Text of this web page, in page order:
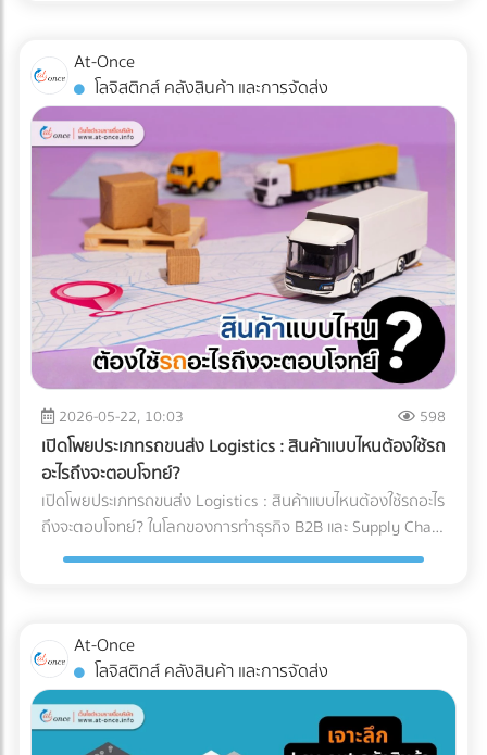
งาน ระบบระบายน้ำใต้ดิน (Subsurface Drainage): วางท่อเจาะรู
ใต้ดินเพื่อลดระดับน้ำใต้ดิน ป้องกันดินอ่อนตัว บ่อพักน้ำและปั๊ม
น้ำ (Retention Ponds & Pump Stations): สร้างบ่อพักน้ำ
ชั่วคราวในจุดที่ต่ำที่สุด และใช้ปั๊มน้ำบาดาลหรือเครื่องสูบน้ำขนาด
ใหญ่ สูบน้ำออกสู่แหล่งน้ำสาธารณะอย่างรวดเร็ว ผลลัพธ์ที่ได้
และคำแนะนำสำหรับ Site Manager จากการวางระบบระบายน้ำ
อย่างรัดกุม โครงการสามารถดำเนินงานต่อได้ 100% ตลอดฤดู
ฝน อายุการใช้งานของเครื่องจักรไม่สั้นลง และไม่มีค่าซ่อมบำรุง
ฉุกเฉิน สรุป 3 ข้อแนะนำก่อนเริ่มงาน: 1. เช็กประวัติน้ำท่วมย้อน
หลัง 2. เตรียมเนินดินหรือพื้นที่สูงสำหรับจอดเครื่องจักรหลังเลิก
งาน 3. จัดทำแผนฉุกเฉินในการอพยพเครื่องจักร กำลังเตรียม
พื้นที่ก่อสร้าง หรือต้องการเช่าเครื่องจักรหนัก หรือวางแผน
จัดการเรื่องน้ำ? ค้นหาและเปรียบเทียบบริการได้ที่ At-Once
แพลตฟอร์มรวมธุรกิจ B2B อันดับหนึ่งของไทย
และเสียต้นทุน ในปี 2026 AI ตรวจสอบคุณภาพ และ Machine
Learning โรงงาน ได้เข้ามาปฏิวัติเครื่องตรวจจับสิ่งแปลกปลอม
ไปสู่ยุคใหม่ที่แม่นยำกว่าเดิมเพื่อแก้ปัญหา False Reject อย่าง
จริงจัง ซึ่งถือเป็นมาตรฐานใหม่ที่โรงงานอาหารในไทยต้องเริ่ม
ปรับตัวตามแนวทางสากลนี้ Machine Learning เปลี่ยนการ
ทำงานของเครื่อง X-ray อย่างไร? เทคโนโลยี X-ray
อุตสาหกรรมอาหาร 2026 ใช้ระบบ AI ในการทำ Anomaly
Detection (การตรวจจับความผิดปกติ) แทนที่จะตั้งค่าความหนา
แน่นแบบตายตัว AI จะเรียนรู้ภาพของอาหารที่สมบูรณ์แบบนับ
หมื่นภาพ เมื่อเจอสิ่งผิดปกติที่ซ่อนอยู่ในพื้นผิวที่ซับซ้อน (เช่น
ซีเรียล หรือถั่วรวม) AI จะประมวลผลและคัดแยกได้อย่างแม่นยำ 3
เทรนด์ความสามารถใหม่ของระบบ QC อาหารอัตโนมัติ 1. การ
ตรวจจับสิ่งแปลกปลอมความหนาแน่นต่ำ: AI ช่วยให้เครื่องสแกน
x-ray ตรวจจับพลาสติกบาง, ยาง, หรือกระดูกอ่อนในเนื้อสัตว์
ซึ่งเป็นสิ่งที่รังสี X-ray แบบเดิมมักจะมองข้าม 2. ตรวจสอบบรรจุ
ภัณฑ์และน้ำหนักในขั้นตอนเดียว: เครื่อง X-ray ยุคใหม่สามารถ
ตรวจสอบรอยซีลรั่ว สินค้าแหว่งหาย และเช็กน้ำหนักรวมไปพร้อม
กับการหาสิ่งแปลกปลอมในเสี้ยววินาที 3. Data Analytics &
Cloud Monitoring: เชื่อมต่อข้อมูลขึ้น Cloud แบบ Real-time
ทำให้ผู้จัดการโรงงานรู้ได้ทันทีว่าของเสียเกิดจากไลน์ผลิตไหน
รูปธรรม และผ่านมาตรฐานระดับโลกอย่าง HACCP, GMP หรือ
BRC ได้ง่ายขึ้น ต้องการอัปเกรดเทคโนโลยีตรวจสอบคุณภาพใน
โรงงานอาหาร? ค้นหาตัวแทนจำหน่ายเครื่องจักร และผู้ให้บริการ
ระบบ Inspection Systems ระดับอุตสาหกรรม ที่ At-Once
At-Once
โลจิสติกส์ คลังสินค้า และการจัดส่ง
2026-05-22, 10:03 598
เปิดโพยประเภทรถขนส่ง Logistics : สินค้าแบบไหนต้องใช้รถ
อะไรถึงจะตอบโจทย์?
เปิดโพยประเภทรถขนส่ง Logistics : สินค้าแบบไหนต้องใช้รถอะไร
ถึงจะตอบโจทย์? ในโลกของการทำธุรกิจ B2B และ Supply Chain
การขนส่งสินค้าไม่ใช่แค่การนำของจากจุด A ไปส่งที่จุด B แต่คือ
ปลาย หรือบางครั้งเลือกใช้รถผิดประเภทจนสินค้าเสียหายระหว่าง
ทาง (เช่น โดนฝนสาด หรืออุณหภูมิเปลี่ยน) บทความนี้จะพาคุณ
ไปกางโพย ประเภทรถขนส่ง Logistics เพื่อให้คุณจับคู่สินค้ากับ
ยานพาหนะได้อย่างถูกต้อง คุ้มค่า และตอบโจทย์ธุรกิจมากที่สุด
At-Once
โลจิสติกส์ คลังสินค้า และการจัดส่ง